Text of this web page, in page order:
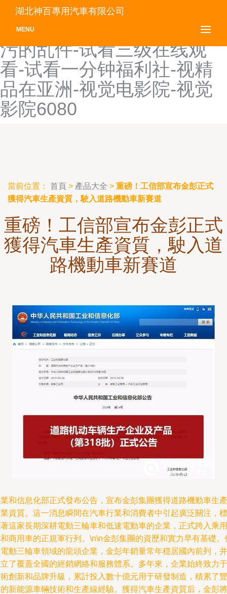
時政要聞-史上+无-世界杯直
播-世界就在眼前-世界上最
污的乱件-试看三级在线观
看-试看一分钟福利社-视精
品在亚洲-视觉电影院-视觉
影院6080
湖北神百專用汽車有限公司
MENU
當前位置： 首頁 > 產品大全 > 重磅！工信部宣布金彭正式
獲得汽車生產資質，駛入道路機動車新賽道
重磅！工信部宣布金彭正式
獲得汽車生產資質，駛入道
路機動車新賽道
和信息化部正式發布公告，宣布金彭集團獲得道路機動車生產
資質。這一消息瞬間在汽車行業和消費者中引起廣泛關注，標
這家長期深耕電動三輪車和低速電動車的企業，正式跨入乘用
商用車的正規軍行列。\n\n金彭集團的資歷和實力早有基礎。
動三輪車領域的龍頭企業，金彭年銷量常年穩居國內前列，并
了覆蓋全國的經銷網絡和服務體系。多年來，企業始終致力于
創新和品牌升級，累計投入數十億元用于研發制造，積累了豐
新能源車輛技術和生產線經驗。獲得汽車生產資質后，金彭將